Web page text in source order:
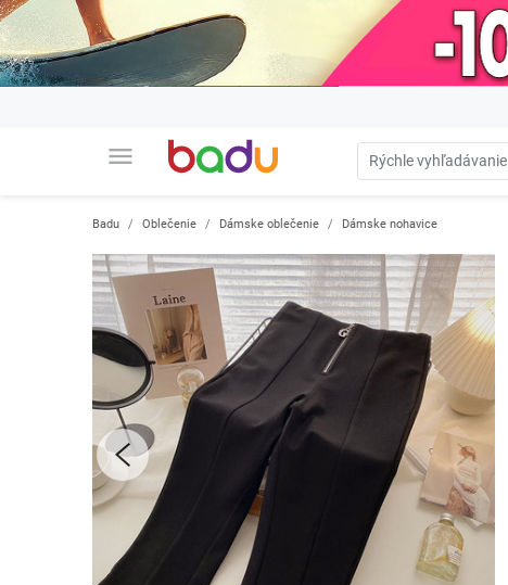
menu
Badu Oblečenie Dámske oblečenie Dámske nohavice